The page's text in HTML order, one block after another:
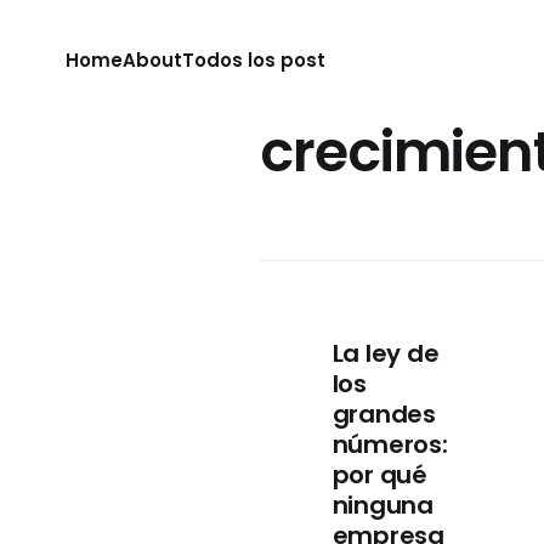
HomeAboutTodos los post
La ley de
los
grandes
números:
por qué
ninguna
empresa